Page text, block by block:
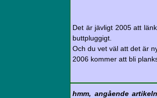
Det är jävligt 2005 att
buttpluggigt.
Och du vet väl att det är
2006 kommer att bli
hmm, angående